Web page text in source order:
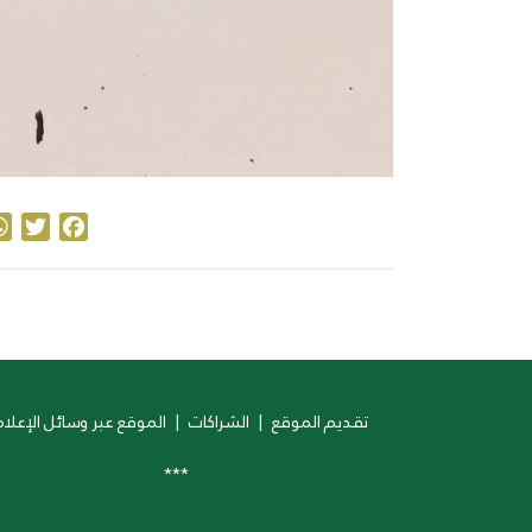
تقديم الموقع | الشراكات | الموقع عبر وسائل
***